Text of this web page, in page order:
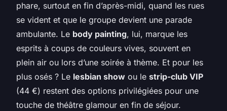
phare, surtout en fin d’après-midi, quand les rues
se vident et que le groupe devient une parade
ambulante. Le body painting, lui, marque les
esprits à coups de couleurs vives, souvent en
plein air ou lors d’une soirée à thème. Et pour les
plus osés ? Le lesbian show ou le strip-club VIP
(44 €) restent des options privilégiées pour une
touche de théâtre glamour en fin de séjour.